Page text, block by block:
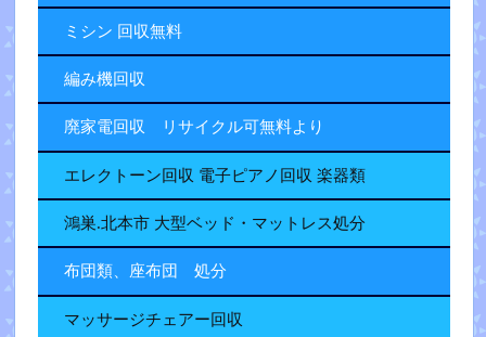
ミシン 回収無料
編み機回収
廃家電回収 リサイクル可無料より
エレクトーン回収 電子ピアノ回収 楽器類
鴻巣.北本市 大型ベッド・マットレス処分
布団類、座布団 処分
マッサージチェアー回収